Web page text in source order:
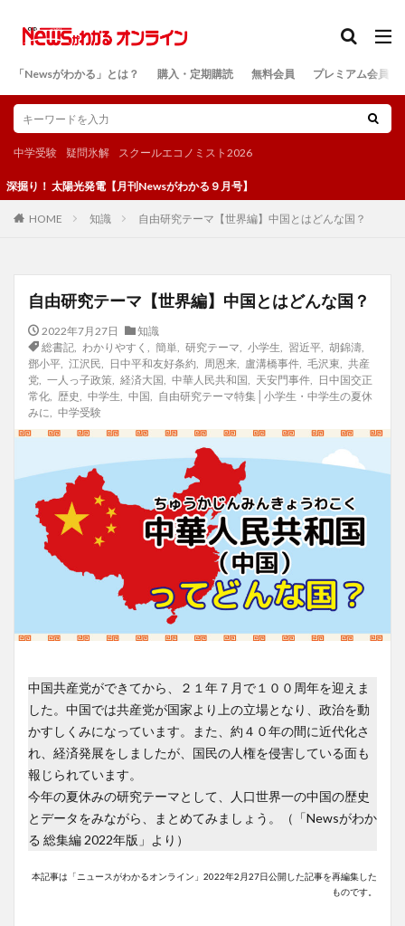
「Newsがわかる」とは？ 購入・定期購読 無料会員 プレミアム会員
中学受験 疑問氷解 スクールエコノミスト2026
光発電【月刊Newsがわかる９月号】
HOME 知識 自由研究テーマ【世界編】中国とはどんな国？
自由研究テーマ【世界編】中国とはどんな国？
2022年7月27日
知識
総書記
わかりやすく 簡単 研究テーマ 小学生 習近平, 胡錦濤,
鄧小平
江沢民 日中平和友好条約 周恩来 盧溝橋事件 毛沢東
共産
党
一人っ子政策 経済大国 中華人民共和国 天安門事件
日中国交正
常化
歴史 中学生 中国
自由研究テーマ特集│小学生・中学生の夏休
みに
中学受験
中国共産党ができてから、２１年７月で１００周年を迎えま
した。中国では共産党が国家より上の立場となり、政治を動
かすしくみになっています。また、約４０年の間に近代化さ
れ、経済発展をしましたが、国民の人権を侵害している面も
報じられています。
今年の夏休みの研究テーマとして、人口世界一の中国の歴史
とデータをみながら、まとめてみましょう。（「Newsがわか
る 総集編 2022年版」より）
本記事は「ニュースがわかるオンライン」2022年2月27日公開した記事を再編集した
ものです。
検索